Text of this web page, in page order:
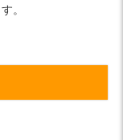
。